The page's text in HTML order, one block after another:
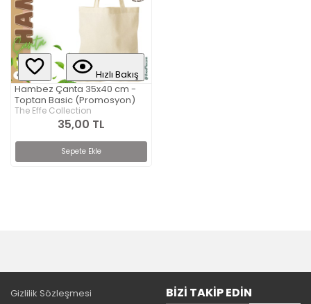
Hızlı Bakış
Hambez Çanta 35x40 cm -
Toptan Basic (Promosyon)
The Effe Collection
35,00 TL
Sepete Ekle
Gizlilik Sözleşmesi BIZI TAKIP EDIN